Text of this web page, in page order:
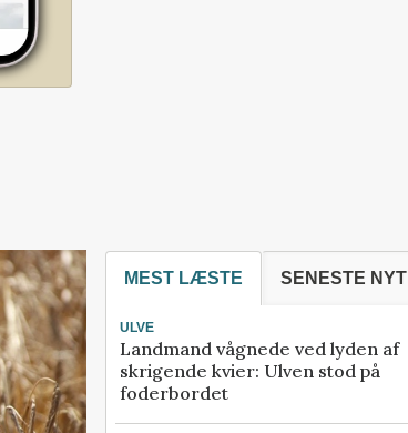
MEST LÆSTE SENESTE NYT
ULVE
Landmand vågnede ved lyden af
skrigende kvier: Ulven stod på
foderbordet